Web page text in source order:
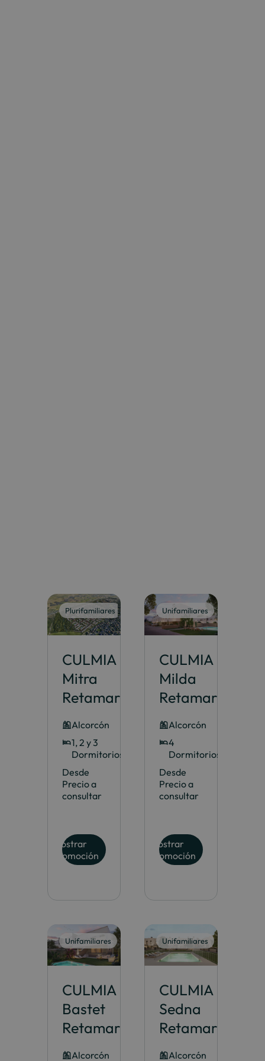
Plurifamiliares
CULMIA
Mitra
Retamar
Alcorcón
1, 2 y 3
Dormitorios
Desde
Precio a
consultar
Mostrar
promoción
Unifamiliares
CULMIA
Milda
Retamar
Alcorcón
4
Dormitorios
Desde
Precio a
consultar
Mostrar
promoción
Unifamiliares
CULMIA
Bastet
Retamar
Alcorcón
Unifamiliares
CULMIA
Sedna
Retamar
Alcorcón